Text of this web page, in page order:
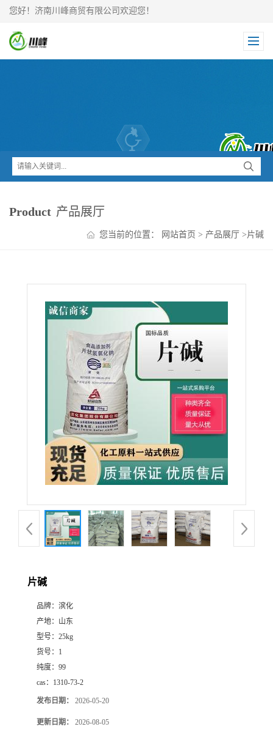
您好！济南川峰商贸有限公司欢迎您！
Product 产品展厅
您当前的位置： 网站首页 > 产品展厅 >片碱
片碱
品牌： 滨化
产地： 山东
型号： 25kg
货号： 1
纯度： 99
cas： 1310-73-2
发布日期： 2026-05-20
更新日期： 2026-08-05